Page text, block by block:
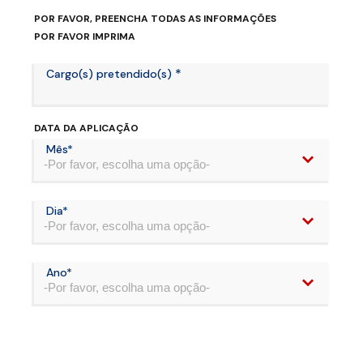
POR FAVOR, PREENCHA TODAS AS INFORMAÇÕES
POR FAVOR IMPRIMA
Cargo(s) pretendido(s) *
DATA DA APLICAÇÃO
-Por favor, escolha uma opção-
Mês*
-Por favor, escolha uma opção-
Dia*
-Por favor, escolha uma opção-
Ano*